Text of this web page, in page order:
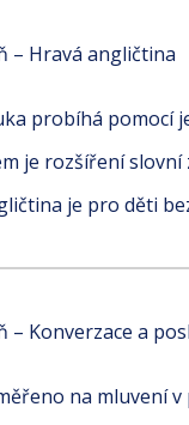
– Hravá angličtina
probíhá pomocí
je rozšíření
je pro děti
– Konverzace a
na mluvení